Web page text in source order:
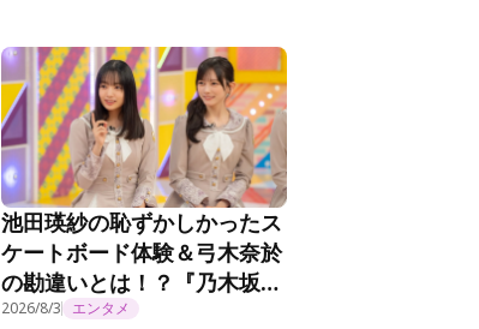
池田瑛紗の恥ずかしかったス
ケートボード体験＆弓木奈於
の勘違いとは！？『乃木坂工
事延長中』#570
2026/8/3 エンタメ